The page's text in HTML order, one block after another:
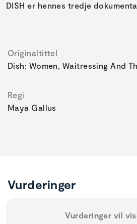
DISH er hennes tredje
Originaltittel
Dish: Women, Waitressing And
Regi
Maya Gallus
Vurderinger
Vurderinger vil